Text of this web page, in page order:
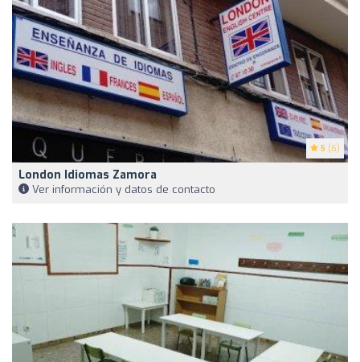
5 (6)
London Idiomas Zamora
Ver información y datos de contacto